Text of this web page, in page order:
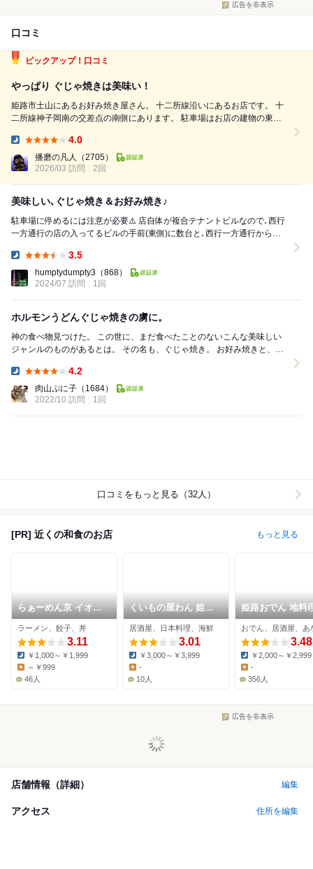
広告を非表示
口コミ
ピックアップ！口コミ
やっぱり ぐじゃ焼きは美味い！
姫路市土山にあるお好み焼き屋さん。 十二所線沿いにあるお店です。 十
二所線神子岡南の交差点の南側にあります。 駐車場はお店の建物の東
めにくいです。 今回は超久しぶりに行ってきました。 お店は外観も店内
も昔のまんま。...
4.0
播磨の凡人
（2705）
2026/03 訪問
2回
美味しい､ぐじゃ焼き＆お好み焼き♪
駐車場に停めるには注意が必要⚠️ 店自体が複合テナントビルなので､西行
一方通行の店の入ってるビルの手前(東側)に数台と､西行一方通行から店
3.5
humptydumpty3 （868）
2024/07 訪問
1回
ホルモンうどんぐじゃ焼きの虜に。
神の食べ物見つけた。 この世に、まだ食べたことのないこんな美味しい
ジャンルのものがあるとは。 その名も、ぐじゃ焼き。 お好み焼きと、も
4.2
肉山ぷに子 （1684）
2022/10 訪問
1回
口コミをもっと見る（32人）
[PR] 近くの和食のお店 もっと見る
らぁーめん京 イオン
タウン姫路別所店
ラーメン、餃子、丼
3.11
Dinner:
￥1,000～￥1,999
Lunch:
～￥999
46人
くいもの屋わん 姫路
店
居酒屋、日本料理、海鮮
3.01
Dinner:
￥3,000～￥3,999
Lunch:
-
10人
姫路おでん 地料
酒屋 じごろ小廣
おでん、居酒屋、あ
3.48
Dinner:
￥2,000～￥2,999
-
356人
広告を非表示
店舗情報（詳細） 編集
アクセス 住所を編集